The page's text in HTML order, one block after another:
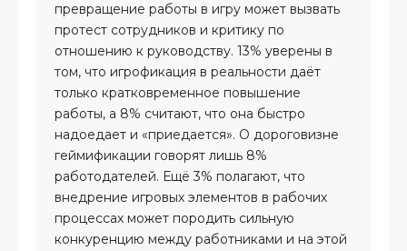
превращение работы в игру может вызвать
протест сотрудников и критику по
отношению к руководству. 13% уверены в
том, что игрофикация в реальности даёт
только кратковременное повышение
работы, а 8% считают, что она быстро
надоедает и «приедается». О дороговизне
геймификации говорят лишь 8%
работодателей. Ещё 3% полагают, что
внедрение игровых элементов в рабочих
процессах может породить сильную
конкуренцию между работниками и на этой